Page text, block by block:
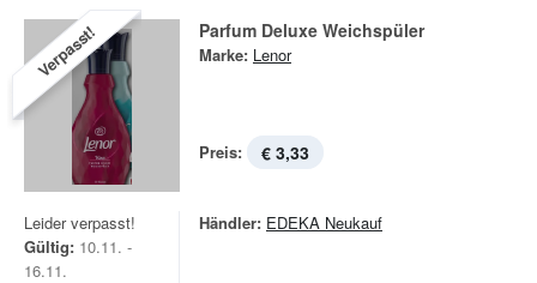
Verpasst! Parfum Deluxe Weichspüler
Marke: Lenor
Preis: € 3,33
Leider verpasst!
Gültig: 10.11. -
16.11.
Händler: EDEKA Neukauf